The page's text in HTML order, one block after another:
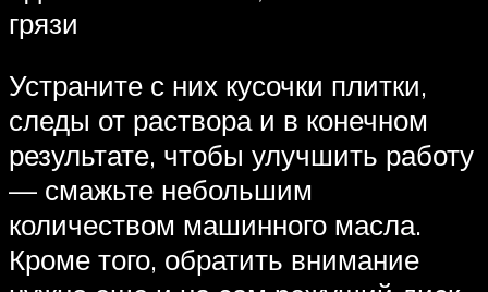
грязи
Устраните с них кусочки плитки,
следы от раствора и в конечном
результате, чтобы улучшить работу
— смажьте небольшим
количеством машинного масла.
Кроме того, обратить внимание